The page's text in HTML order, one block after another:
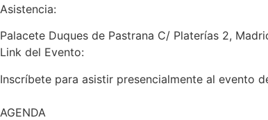
Asistencia:
Palacete Duques de Pastrana C/ Platerías 2,
Link del Evento:
Inscríbete para asistir presencialmente al evento
AGENDA